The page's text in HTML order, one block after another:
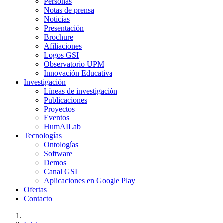
Notas de prensa
Noticias
Presentación
Brochure
Afiliaciones
Logos GSI
Observatorio UPM
Innovación Educativa
Investigación
Líneas de investigación
Publicaciones
Proyectos
Eventos
HumAILab
Tecnologías
Ontologías
Software
Demos
Canal GSI
Aplicaciones en Google Play
Ofertas
Contacto